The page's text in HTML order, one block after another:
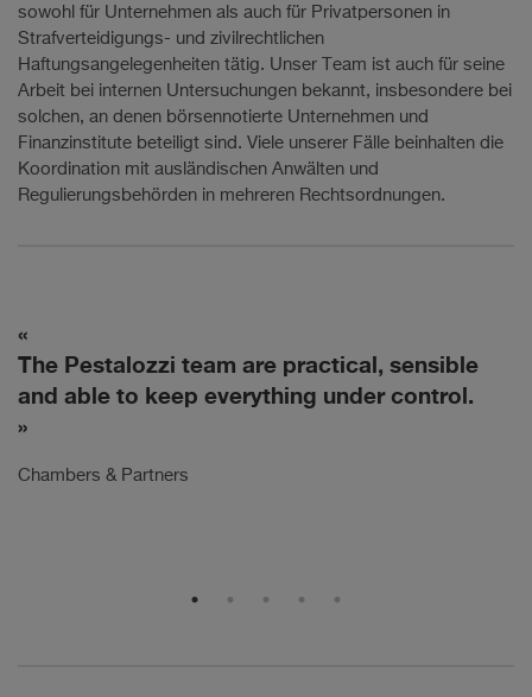
sowohl für Unternehmen als auch für Privatpersonen in
Strafverteidigungs- und zivilrechtlichen
Haftungsangelegenheiten tätig. Unser Team ist auch für seine
Arbeit bei internen Untersuchungen bekannt, insbesondere bei
solchen, an denen börsennotierte Unternehmen und
Finanzinstitute beteiligt sind. Viele unserer Fälle beinhalten die
Koordination mit ausländischen Anwälten und
Regulierungsbehörden in mehreren Rechtsordnungen.
Pestalozzi houses incredible lawyers and
partners. There is immense creativity, service,
done properly.